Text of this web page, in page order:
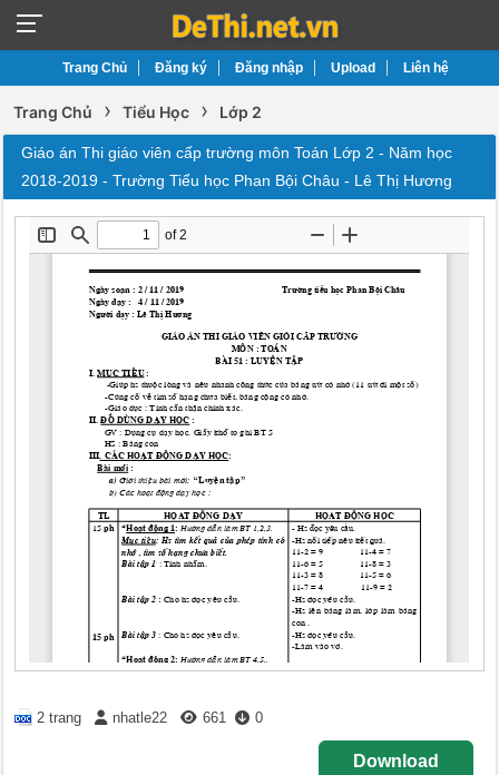
Trang Chủ Đăng ký Đăng nhập Upload Liên hệ
Trang Chủ › Tiểu Học › Lớp 2
Giáo án Thi giáo viên cấp trường môn Toán Lớp 2 - Năm học
2018-2019 - Trường Tiểu học Phan Bội Châu - Lê Thị Hương
2 trang nhatle22 661 0
Download